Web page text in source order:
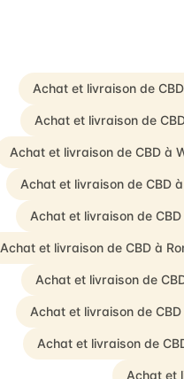
Achat et livraison de
Achat et livraison de
Achat et livraison de CBD à
Achat et livraison de CBD
Achat et livraison de
Achat et livraison de CBD à
Achat et livraison de
Achat et livraison de
Achat et livraison de
Achat et